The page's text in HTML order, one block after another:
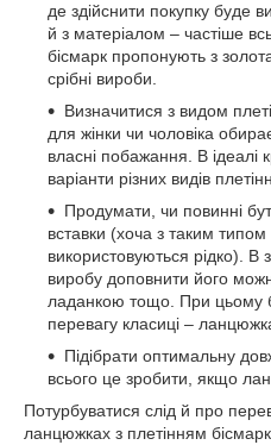
де здійснити покупку буде
й з матеріалом – частіше
бісмарк пропонують з
срібні вироби.
Визначитися з видом
для жінки чи чоловіка
власні побажання. В ідеалі
варіанти різних видів
Продумати, чи повинні
вставки (хоча з таким
використовуються рідко). В
виробу доповнити його
ладанкою тощо. При цьому
перевагу класиці –
Підібрати оптимальну
всього це зробити, якщо
Потурбуватися слід й про
ланцюжках з плетінням